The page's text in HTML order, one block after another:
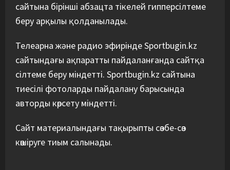
сайтына бірінші абзацта тікелей гипперсілтеме
беру арқылы қолданылады.
Телеарна және радио эфирінде Sportbugin.kz
сайтындағы ақпаратты пайдаланғанда сайтқа
сілтеме беру міндетті. Sportbugin.kz сайтына
тиесілі фотоларды пайдалану барысында
авторды көрсету міндетті.
Сайт материалындағы тақырыпты сөзбе-сөз
көшіруге тиым салынады.